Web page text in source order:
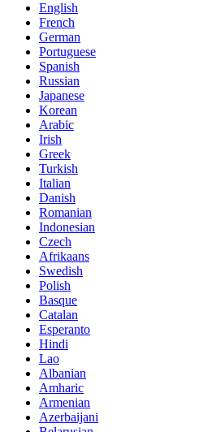
English
French
German
Portuguese
Spanish
Russian
Japanese
Korean
Arabic
Irish
Greek
Turkish
Italian
Danish
Romanian
Indonesian
Czech
Afrikaans
Swedish
Polish
Basque
Catalan
Esperanto
Hindi
Lao
Albanian
Amharic
Armenian
Azerbaijani